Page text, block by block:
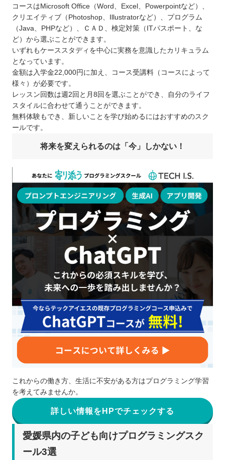
コースはMicrosoft Office（Word、Excel、Powerpointなど）、
クリエイティブ（Photoshop、Illustratorなど）、プログラム
（Java、PHPなど）、ＣＡＤ、検定対策（ITパスポート、な
ど）から選ぶことができます。
いずれもケーススタディを中心に実務を意識したカリキュラム
となっています。
金額は入学金22,000円に加え、コース受講料（コースによって
様々）が必要です。
レッスン回数は週2回と月8回を選ぶことができ、自分のライフ
スタイルに合わせて通うことができます。
無料体験もでき、新しいことを学び始めるにはおすすめのスク
ールです。
将来を変えられるのは「今」しかない！
これからの働き方、生活に不安がある方はプログラミング学習
を考えてみませんか。
詳しい情報をHPでチェックする
愛媛県内の子ども向けプログラミングスク
ール3選